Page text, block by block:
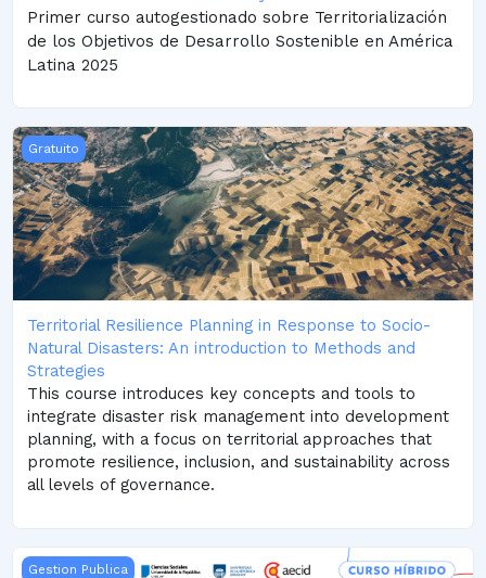
Primer curso autogestionado sobre Territorialización
de los Objetivos de Desarrollo Sostenible en América
Latina 2025
Territorial Resilience Planning in Response to Socio-
Gratuito
Territorial Resilience Planning in Response to Socio-
Natural Disasters: An introduction to Methods and
Strategies
This course introduces key concepts and tools to
integrate disaster risk management into development
planning, with a focus on territorial approaches that
promote resilience, inclusion, and sustainability across
all levels of governance.
Innovar para la complejidad: Estrategias del sector
Gestion Publica